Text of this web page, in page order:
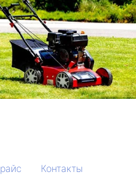
Контакты